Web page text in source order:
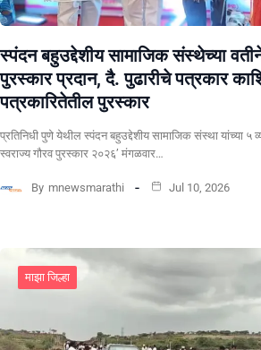
स्पंदन बहुउद्देशीय सामाजिक संस्थेच्या वतीने
पुरस्कार प्रदान, दै. पुढारीचे पत्रकार
पत्रकारितेतील पुरस्कार
प्रतिनिधी पुणे येथील स्पंदन बहुउद्देशीय सामाजिक संस्था यांच्या ५ व्या
स्वराज्य गौरव पुरस्कार २०२६’ मंगळवार…
By mnewsmarathi Jul 10, 2026
माझा जिल्हा